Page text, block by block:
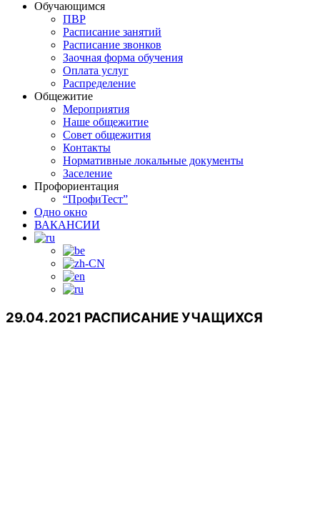
Обучающимся
ПВР
Расписание занятий
Расписание звонков
Заочная форма обучения
Оплата услуг
Распределение
Общежитие
Мероприятия
Наше общежитие
Совет общежития
Контакты
Нормативные локальные документы
Заселение
Профориентация
“ПрофиТест”
Одно окно
ВАКАНСИИ
29.04.2021 РАСПИСАНИЕ УЧАЩИХСЯ